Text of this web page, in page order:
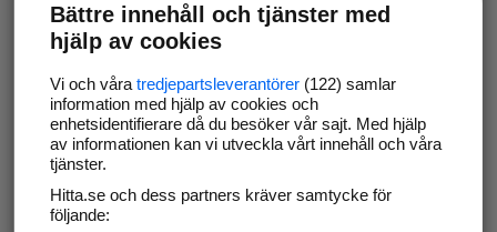
Bättre innehåll och tjänster med
hjälp av cookies
Vi och våra tredjepartsleverantörer(122) samlar
information med hjälp av cookies och
enhetsidentifierare då du besöker vår sajt. Med hjälp
av informationen kan vi utveckla vårt innehåll och våra
tjänster.
Hitta.se och dess partners kräver samtycke för
följande: